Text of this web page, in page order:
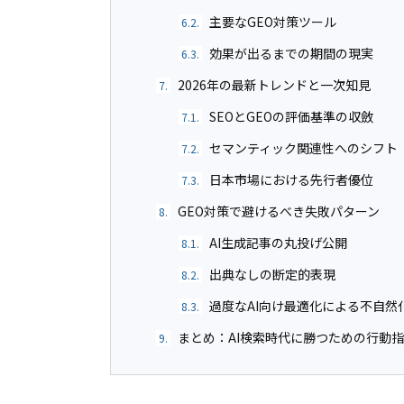
6.2. 主要なGEO対策ツール
6.3. 効果が出るまでの期間の現実
7. 2026年の最新トレンドと一次知見
7.1. SEOとGEOの評価基準の収斂
7.2. セマンティック関連性へのシフト
7.3. 日本市場における先行者優位
8. GEO対策で避けるべき失敗パターン
8.1. AI生成記事の丸投げ公開
8.2. 出典なしの断定的表現
8.3. 過度なAI向け最適化による不自然
9. まとめ：AI検索時代に勝つための行動